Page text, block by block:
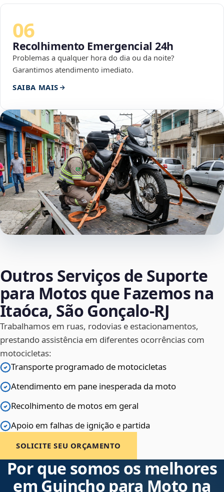
06
Recolhimento Emergencial 24h
Problemas a qualquer hora do dia ou da noite?
Garantimos atendimento imediato.
SAIBA MAIS
Outros Serviços de Suporte
para Motos que Fazemos na
Itaóca, São Gonçalo‑RJ
Trabalhamos em ruas, rodovias e estacionamentos,
prestando assistência em diferentes ocorrências com
motocicletas:
Transporte programado de motocicletas
Atendimento em pane inesperada da moto
Recolhimento de motos em geral
Apoio em falhas de ignição e partida
SOLICITE SEU ORÇAMENTO
Por que somos os melhores
em Guincho para Moto na